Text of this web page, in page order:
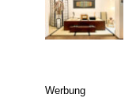
Werbung